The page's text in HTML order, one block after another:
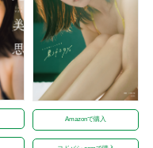
Amazonで購入